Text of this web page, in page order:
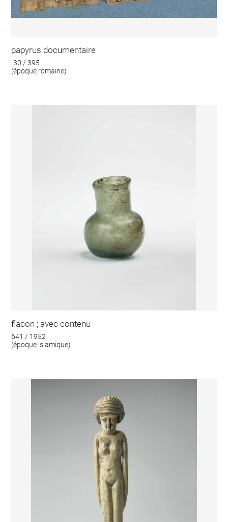
papyrus documentaire
-30 / 395
(époque romaine)
flacon ; avec contenu
641 / 1952
(époque islamique)